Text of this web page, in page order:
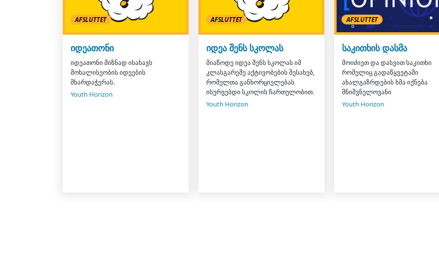
AFSLUTTET
იდეათონი
იდეათონი მიზნად ისახავს
მოხალისეობის იდეების
მხარდაჭერას.
Youth Horizon
AFSLUTTET
იდეა შენს სკოლას
მიაწოდე იდეა შენს სკოლას იმ
კლასგარეშე აქტივობების შესახებ,
რომელთა განხორციელებას
ისურვებდი სკოლის ჩართულობით.
Youth Horizon
AFSLUTTET
საკითხის დასმა
მოიძიეთ და დასვით საკითხი
რომელიც გადაწყვეტაში
ახალგაზრდების ხმა იქნება
მნიშვნელოვანი
Youth Horizon